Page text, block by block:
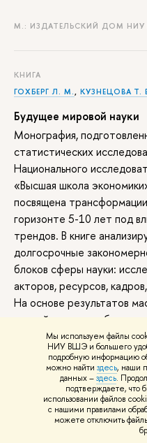
Мы используем файлы
НИУ ВШЭ и большего
подробную информацию
можно найти здесь, наши
данных –здесь.
подтверждаете,
использовании файлов
с нашими правилами
можете отключить
М.: ИЗДАТЕЛЬСКИЙ ДОМ НИУ
КНИГА
ГОХБЕРГ Л. М., КУЗНЕЦОВА Т.
Будущее мировой науки
Монография,
статистических
Национального
«Высшая школа
посвящена
оризонте 5-10 лет под
трендов. В книге
долгосрочные
локов сферы науки:
акторов, ресурсов,
На основе результатов
российских и зарубежных
интервью создается
оценивается потенциал
результативности и
лобальные социально-
технологические вызовы.
Издание может быть
органов